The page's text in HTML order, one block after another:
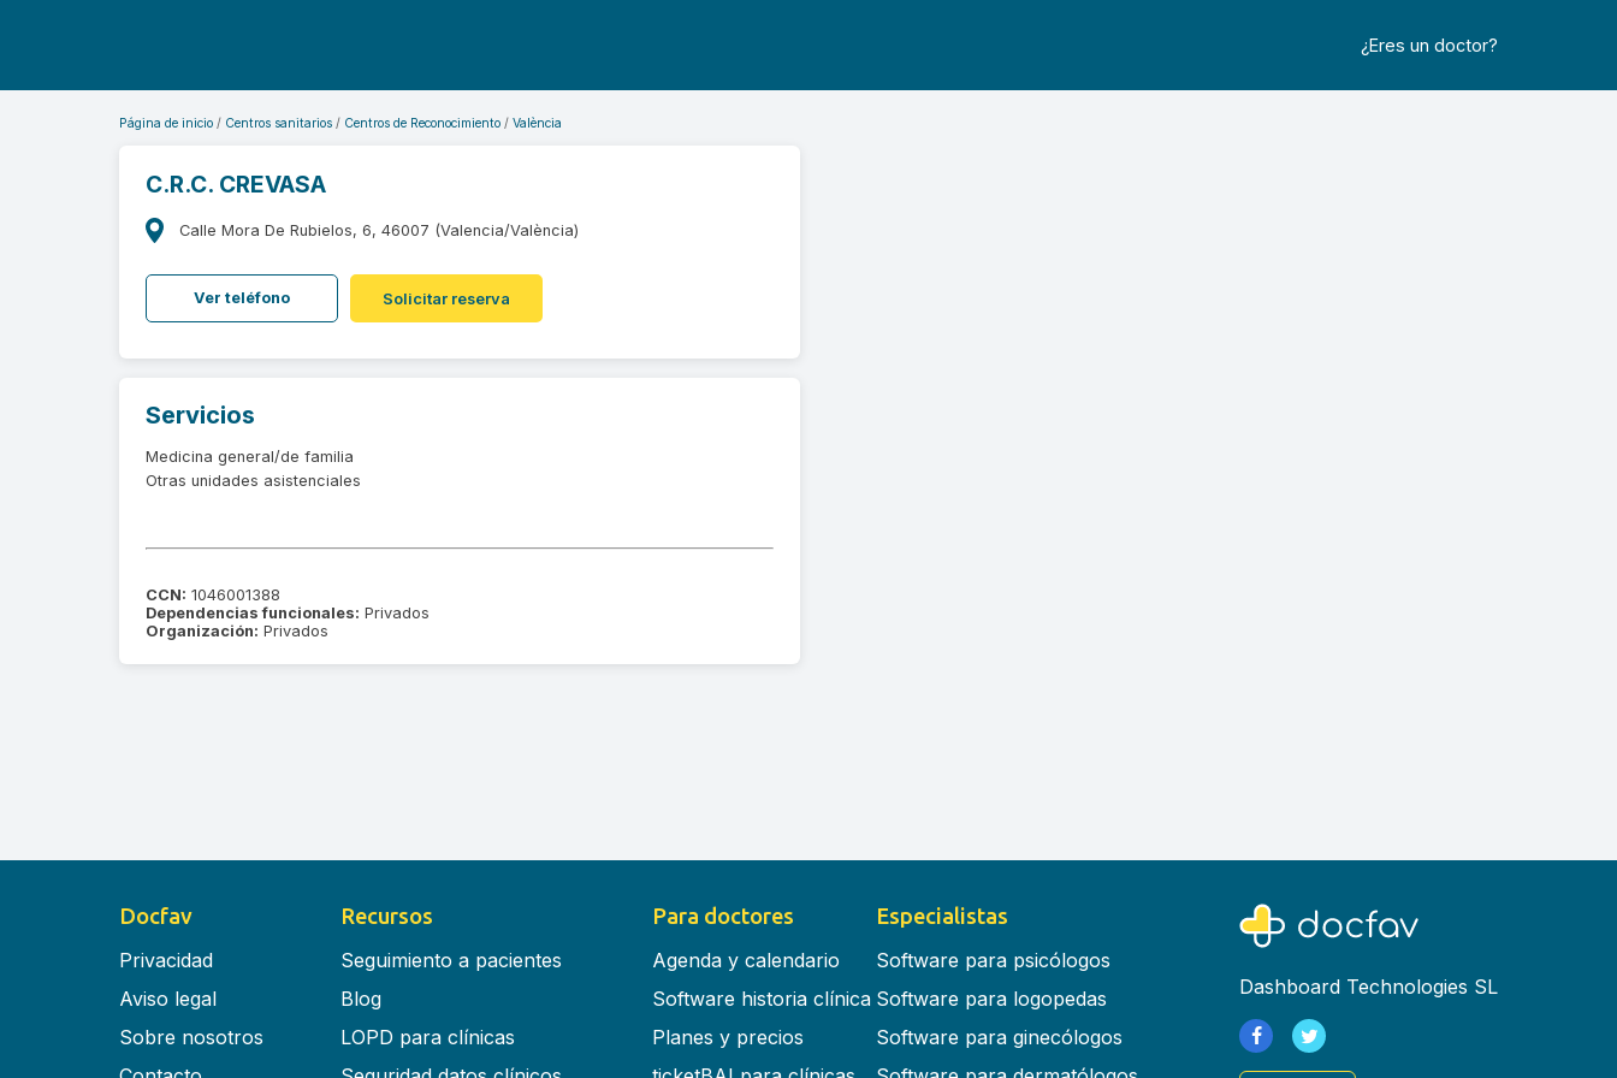
¿Eres un doctor?
Página de inicio Centros sanitarios Centros de Reconocimiento València
C.R.C. CREVASA
Calle Mora De Rubielos, 6, 46007 (Valencia/València)
Ver teléfono Solicitar reserva
Servicios
Medicina general/de familia
Otras unidades asistenciales
CCN: 1046001388
Dependencias funcionales: Privados
Organización: Privados
Docfav
Privacidad
Aviso legal
Sobre nosotros
Recursos
Seguimiento a pacientes
Blog
LOPD para clínicas
Para doctores
Agenda y calendario
Software historia clínica
Planes y precios
Especialistas
Software para psicólogos
Software para logopedas
Software para ginecólogos
Dashboard Technologies SL